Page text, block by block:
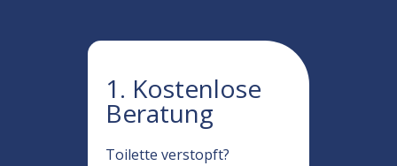
1. Kostenlose
Beratung
Toilette verstopft?